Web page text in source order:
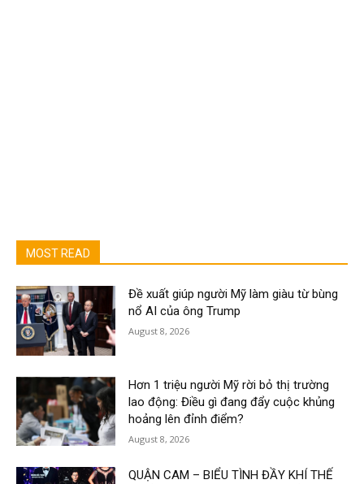
MOST READ
Đề xuất giúp người Mỹ làm giàu từ bùng
nổ AI của ông Trump
August 8, 2026
Hơn 1 triệu người Mỹ rời bỏ thị trường
lao động: Điều gì đang đẩy cuộc khủng
hoảng lên đỉnh điểm?
August 8, 2026
QUẬN CAM – BIỂU TÌNH ĐẦY KHÍ THẾ